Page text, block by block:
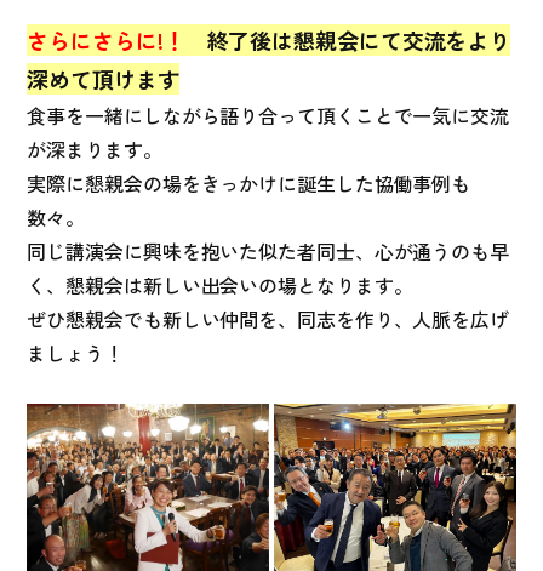
さらにさらに!！ 終了後は懇親会にて交流をより
深めて頂けます
食事を一緒にしながら語り合って頂くことで一気に交流
が深まります。
実際に懇親会の場をきっかけに誕生した協働事例も
数々。
同じ講演会に興味を抱いた似た者同士、心が通うのも早
く、懇親会は新しい出会いの場となります。
ぜひ懇親会でも新しい仲間を、同志を作り、人脈を広げ
ましょう！